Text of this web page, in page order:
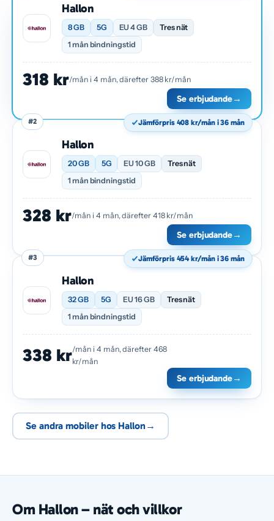
Hallon
8 GB 5G EU 4 GB
Tres nät
1 mån bindningstid
318 kr/mån i 4 mån, därefter 388 kr/mån
Se erbjudande→
#2
Hallon
20 GB 5G EU 10 GB
Tres nät
1 mån bindningstid
Jämförpris 408 kr/mån i 36 mån
328 kr/mån i 4 mån, därefter 418 kr/mån
Se erbjudande→
#3
Hallon
32 GB 5G EU 16 GB
Tres nät
1 mån bindningstid
Jämförpris 454 kr/mån i 36 mån
338 kr/mån i 4 mån, därefter 468
kr/mån
Se erbjudande→
Se andra mobiler hos Hallon→
Om Hallon – nät och villkor